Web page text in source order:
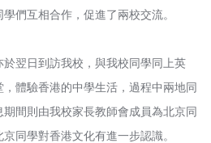
們互相合作，促進了兩校交流。
翌日到訪我校，與我校同學同上英
體驗香港的中學生活，過程中兩地同
間則由我校家長教師會成員為北京同
同學對香港文化有進一步認識。